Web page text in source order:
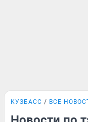
КУЗБАСС ВСЕ